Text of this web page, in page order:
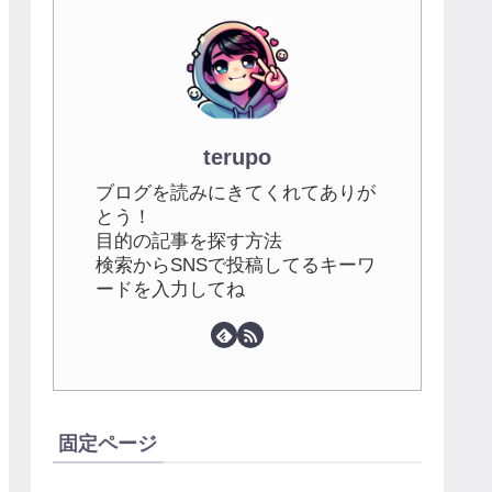
terupo
ブログを読みにきてくれてありが
とう！
目的の記事を探す方法
検索からSNSで投稿してるキーワ
ードを入力してね
固定ページ